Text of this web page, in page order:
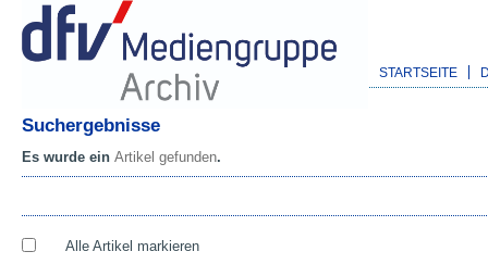
STARTSEITE
Suchergebnisse
Es wurde ein Artikel gefunden.
Alle Artikel markieren